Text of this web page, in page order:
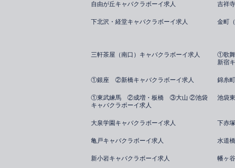
自由が丘キャバクラボーイ求人 吉祥
下北沢・経堂キャバクラボーイ求人 金町
三軒茶屋（南口）キャバクラボーイ求人
①歌
新宿
①銀座 ②新橋キャバクラボーイ求人 錦糸
①東武練馬 ②成増・板橋 ③大山 ②池袋
キャバクラボーイ求人
池袋
大泉学園キャバクラボーイ求人 下赤
亀戸キャバクラボーイ求人 水道
新小岩キャバクラボーイ求人 幡ヶ